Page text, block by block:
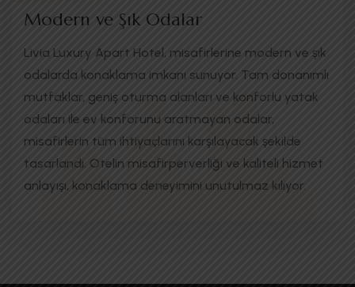
Modern ve Şık Odalar
Livia Luxury Apart Hotel, misafirlerine modern ve şık
odalarda konaklama imkanı sunuyor. Tam donanımlı
mutfaklar, geniş oturma alanları ve konforlu yatak
odaları ile ev konforunu aratmayan odalar,
misafirlerin tüm ihtiyaçlarını karşılayacak şekilde
tasarlandı. Otelin misafirperverliği ve kaliteli hizmet
anlayışı, konaklama deneyimini unutulmaz kılıyor.